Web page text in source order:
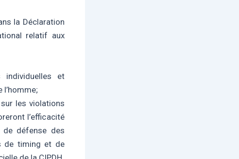
la Déclaration
relatif aux
individuelles et
les violations
l’efficacité
de défense des
de timing et de